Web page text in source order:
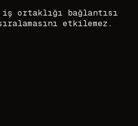
ortaklığı bağlantısı
etkilemez.